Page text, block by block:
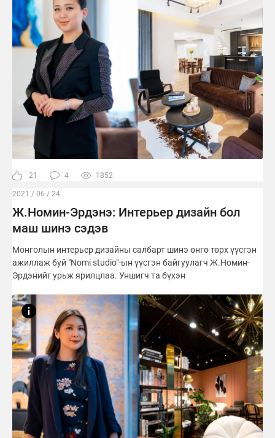
21 4 1852
2021 / 06 / 24
Ж.Номин-Эрдэнэ: Интерьер дизайн бол
маш шинэ сэдэв
Монголын интерьер дизайны салбарт шинэ өнгө төрх үүсгэн
ажиллаж буй "Nomi studio"-ын үүсгэн байгуулагч Ж.Номин-
Эрдэнийг урьж ярилцлаа. Уншигч та бүхэн